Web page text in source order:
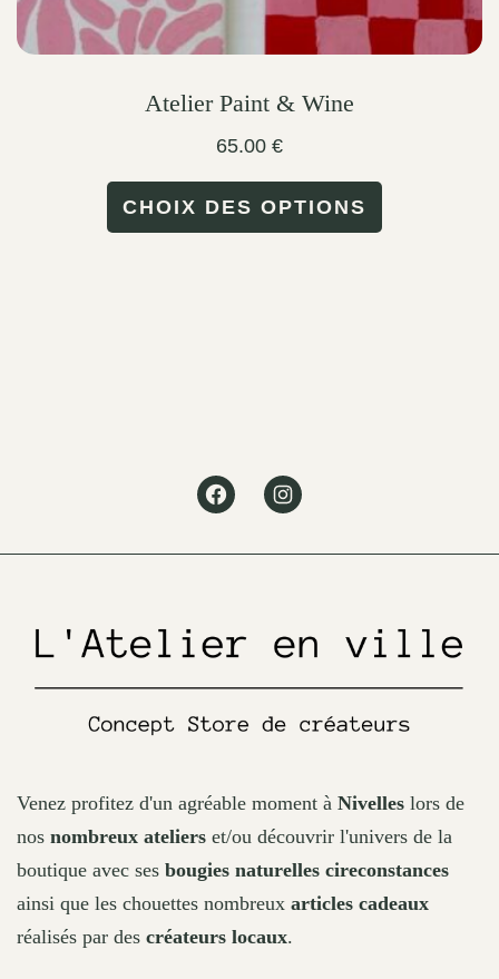
Atelier Paint & Wine
65.00 €
CHOIX DES OPTIONS
product
page
FacebookInstagram
Venez profitez d'un agréable moment à Nivelles lors de
nos nombreux ateliers et/ou découvrir l'univers de la
boutique avec ses bougies naturelles cireconstances
ainsi que les chouettes nombreux articles cadeaux
réalisés par des créateurs locaux.